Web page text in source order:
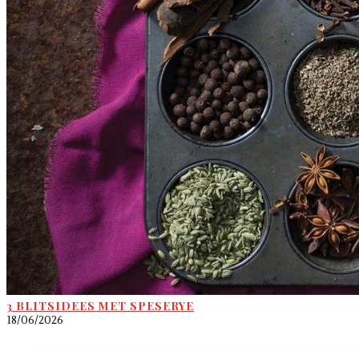
3 BLITSIDEES MET SPESERYE
18/06/2026